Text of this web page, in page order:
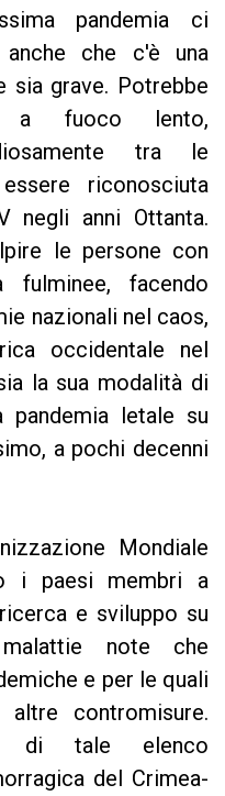
pandemia ci
anche che c'è una
sia grave. Potrebbe
a fuoco lento,
tra le
riconosciuta
negli anni Ottanta.
le persone con
facendo
nazionali nel caos,
occidentale nel
la sua modalità di
pandemia letale su
a pochi decenni
Mondiale
i paesi membri a
e sviluppo su
note che
e per le quali
contromisure.
di tale elenco
del Crimea-